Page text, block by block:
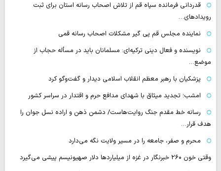
قدردانی فرمانده سپاه قم از تلاش اصحاب رسانه استان برای ثبت
رویدادهای…
نماینده مجلس قم پی گیر مشکلات اصحاب رسانه قمی
نویسنده و فعال دینی ترکیه‌ای: مسلمانان باید در مسأله حجاب از
موضع…
پزشکیان با رهبر معظم انقلاب اسلامی دیدار و گفت‌وگو کرد
امشب؛ تجدید میثاق با شهدای مدافع حرم و اقتدار در سراسر کشور
رسانه‌ خط مقدم جنگ روایت‌هاست/ دشمن ذهن و اراده نسل جوان را
هدف قرار…
محرم و صفر، جامعه را در مسیر ولایت نگه می‌دارد
وقتی خون ۲۶۰ خبرنگار در غزه از میلیاردها دلار صهیونیسم پیشی می‌گیرد